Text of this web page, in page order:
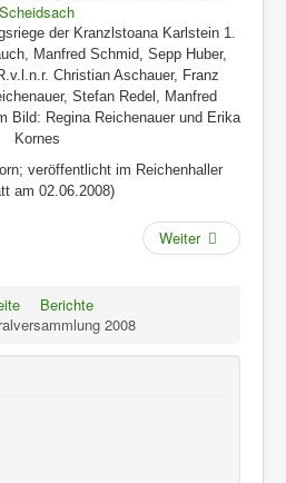
der Kranzlstoana Karlstein 1.
Manfred Schmid, Sepp Huber,
Christian Aschauer, Franz
Stefan Redel, Manfred
Bild: Regina Reichenauer und Erika
Kornes
veröffentlicht im Reichenhaller
am 02.06.2008)
Weiter
Berichte
2008